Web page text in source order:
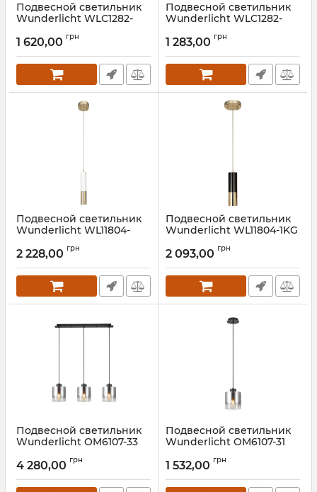
Подвесной светильник
Wunderlicht WLС1282-
Артикул:WLС1282-1EL-K58G
1 620,00 грн
Подвесной светильник
Wunderlicht WLC1282-
Артикул:WLC1282-1EL-1P61B
1 283,00 грн
Подвесной светильник
Wunderlicht WL11804-
Артикул:WL11804-1WH
2 228,00 грн
Подвесной светильник
Wunderlicht WL11804-1KG
2 093,00 грн
Подвесной светильник
Wunderlicht OM6107-33
4 280,00 грн
Подвесной светильник
Wunderlicht OM6107-31
1 532,00 грн